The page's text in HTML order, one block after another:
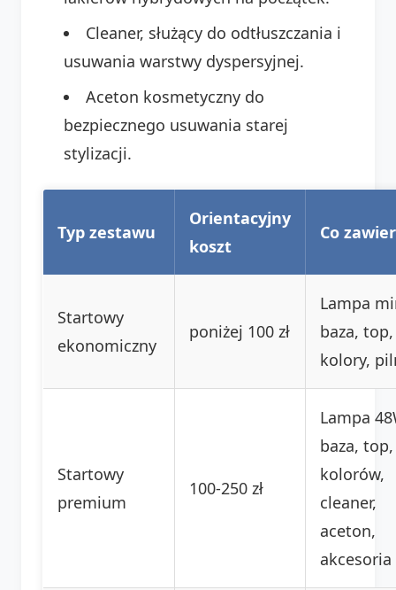
Cleaner, służący do odtłuszczania i
usuwania warstwy dyspersyjnej.
Aceton kosmetyczny do
bezpiecznego usuwania starej
stylizacji.
Typ zestawu
Orientacyjny
koszt
Co
Startowy
ekonomiczny
poniżej 100 zł
Lampa
baza,
kolory,
Startowy
premium
100-250 zł
Lampa
baza,
kolorów,
cleaner,
aceton,
akcesoria